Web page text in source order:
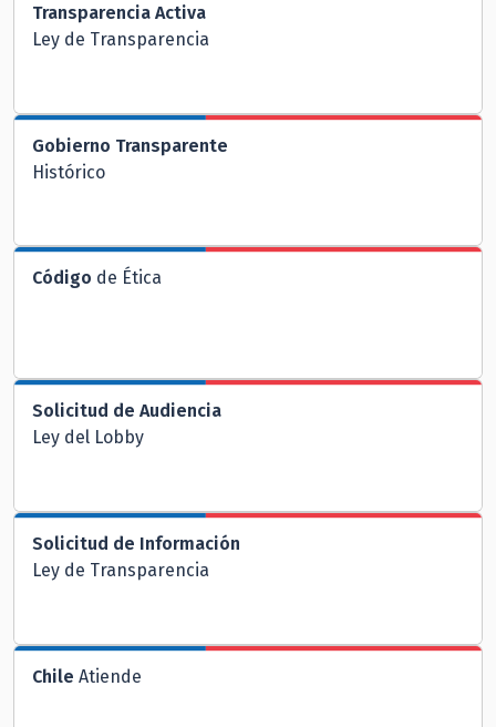
Transparencia Activa
Ley de Transparencia
Gobierno Transparente
Histórico
Código de Ética
Solicitud de Audiencia
Ley del Lobby
Solicitud de Información
Ley de Transparencia
Chile Atiende